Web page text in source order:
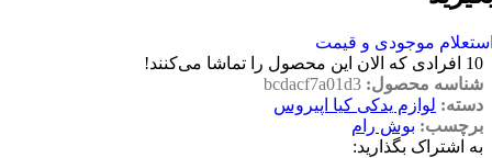
موجودی و قیمت
10 افرادی که الان این محصول را تماشا می‌کنند!
شناسه محصول: bcdacf7a01d3
دسته: لوازم یدکی کیا اپیروس
برچسب: بوش رام
به اشتراک بگذارید: